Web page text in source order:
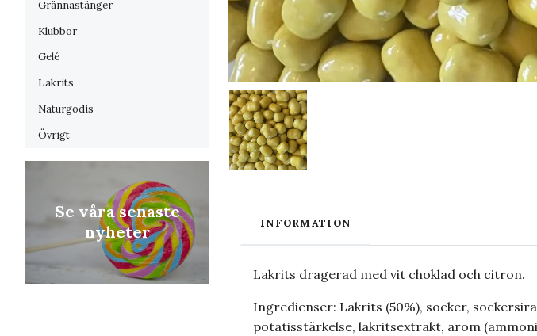
Grännastänger
Klubbor
Gelé
Lakrits
Naturgodis
Övrigt
Se våra senaste
nyheter
INFORMATION
Lakrits dragerad med vit choklad och citron.
Ingredienser: Lakrits (50%), socker,
potatisstärkelse, lakritsextrakt, arom